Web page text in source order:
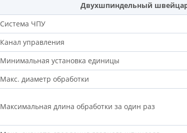
Двухшпиндельный
Система ЧПУ
Канал управления
Минимальная установка единицы
Макс. диаметр обработки
Максимальная длина обработки за один раз